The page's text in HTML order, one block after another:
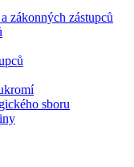
zákonných zástupců
sboru